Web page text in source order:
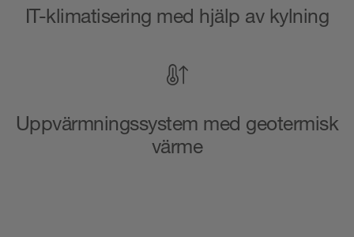
IT-klimatisering med hjälp av kylning
Uppvärmningssystem med geotermisk
värme